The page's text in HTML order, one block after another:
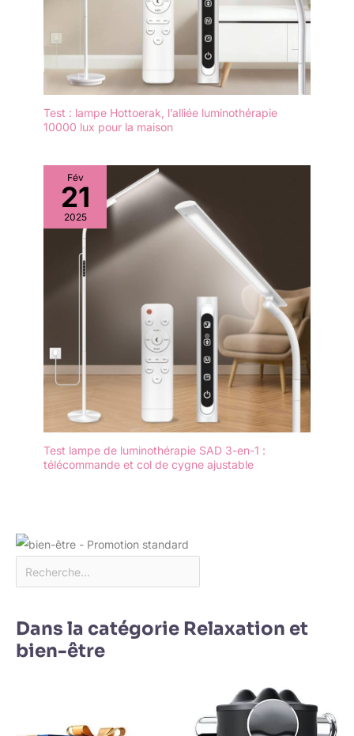
Test : lampe Hottoerak, l’alliée luminothérapie
10000 lux pour la maison
Fév
21
2025
Test lampe de luminothérapie SAD 3-en-1 :
télécommande et col de cygne ajustable
Dans la catégorie Relaxation et
bien-être